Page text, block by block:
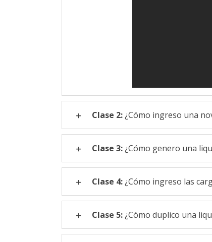
Clase 2:¿Cómo ingreso una
Clase 3:¿Cómo genero una
Clase 4:¿Cómo ingreso las
Clase 5:¿Cómo duplico una